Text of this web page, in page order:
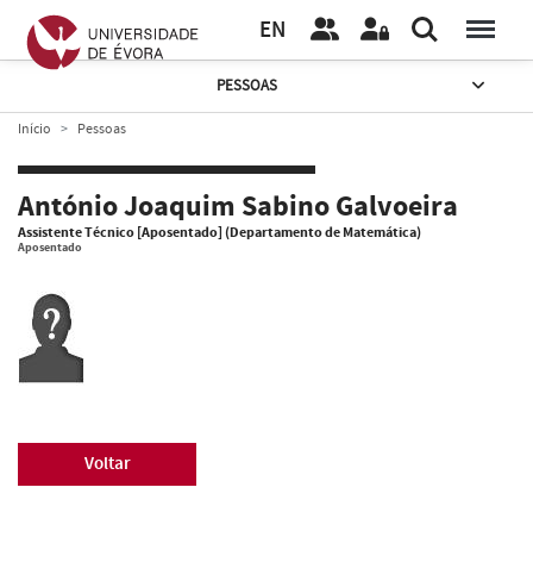
EN
PESSOAS
Início Pessoas
António Joaquim Sabino Galvoeira
Assistente Técnico [Aposentado] (Departamento de Matemática)
Aposentado
Voltar